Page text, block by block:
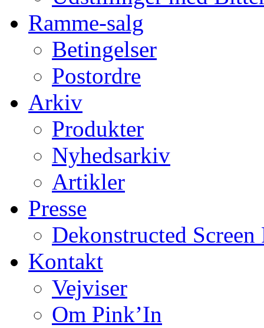
Ramme-salg
Betingelser
Postordre
Arkiv
Produkter
Nyhedsarkiv
Artikler
Presse
Dekonstructed
Kontakt
Vejviser
Om Pink’In